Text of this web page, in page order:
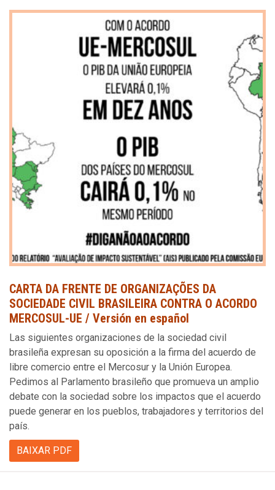
CARTA DA FRENTE DE ORGANIZAÇÕES DA
SOCIEDADE CIVIL BRASILEIRA CONTRA O ACORDO
MERCOSUL-UE / Versión en español
Las siguientes organizaciones de la sociedad civil
brasileña expresan su oposición a la firma del acuerdo de
libre comercio entre el Mercosur y la Unión Europea.
Pedimos al Parlamento brasileño que promueva un amplio
debate con la sociedad sobre los impactos que el acuerdo
puede generar en los pueblos, trabajadores y territorios del
país.
BAIXAR PDF